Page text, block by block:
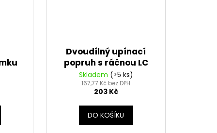
1
Dvoudílný upínací
popruh s ráčnou LC
1000 daN / 4 m
Skladem (>5 ks)
167,77 Kč bez DPH
203 Kč
DO KOŠÍKU